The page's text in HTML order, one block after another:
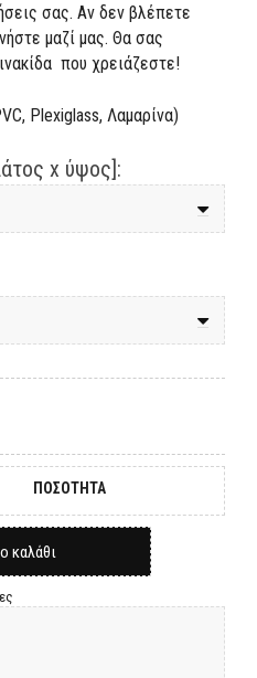
σας. Αν δεν βλέπετε
μαζί μας. Θα σας
που χρειάζεστε!
Plexiglass, Λαμαρίνα)
x ύψος]:
ΠΟΣΟΤΗΤΑ
καλάθι